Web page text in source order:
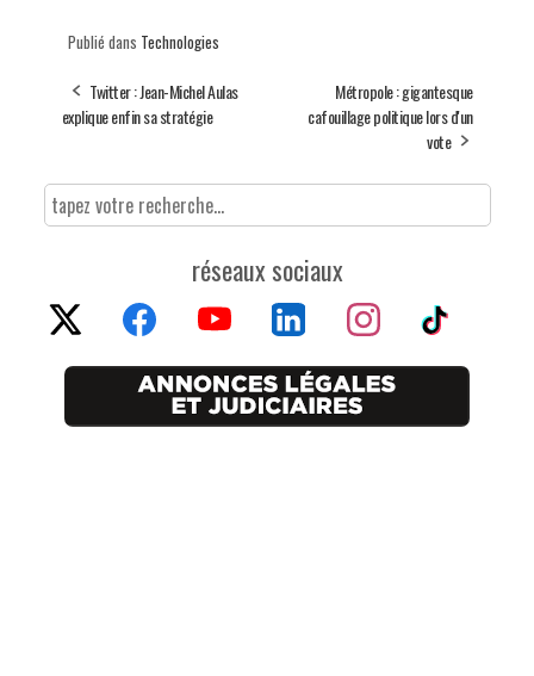
Publié dans Technologies
Twitter : Jean-Michel Aulas
explique enfin sa stratégie
Métropole : gigantesque
cafouillage politique lors d'un
vote
réseaux sociaux